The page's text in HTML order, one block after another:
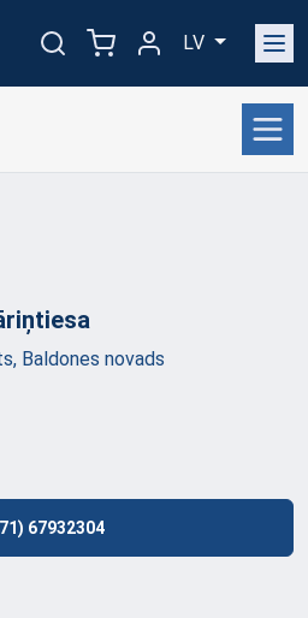
LV
Baldones novads
67932304